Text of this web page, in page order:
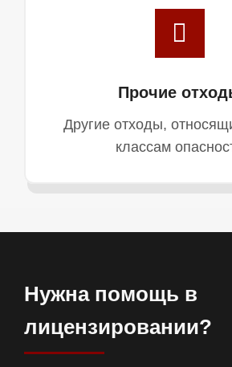
Прочие
Другие отходы,
классам
Нужна помощь в
лицензировании?